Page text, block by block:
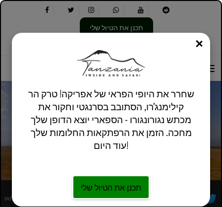
תכנן את הטיול שלי
מדיניות פרטיות - טנזניה בפנים וספארי
מפעיל סיורים מקומי אפריקאי רשום במלואו
שחרר את היופי הפראי של אפריקה! טרק הר
קילימנג'רו, הסתובב בסרנגטי וחקור את
מכתש נגורונגורו - הספארי יוצא הדופן שלך
מחכה. הזמן את הרפתקאות החלומות שלך
עוד היום!
תכנן את הטיול שלי